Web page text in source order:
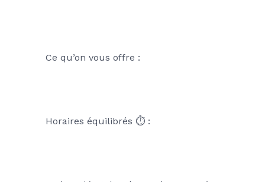
Ce qu’on vous offre :
Horaires équilibrés ⏱️ :